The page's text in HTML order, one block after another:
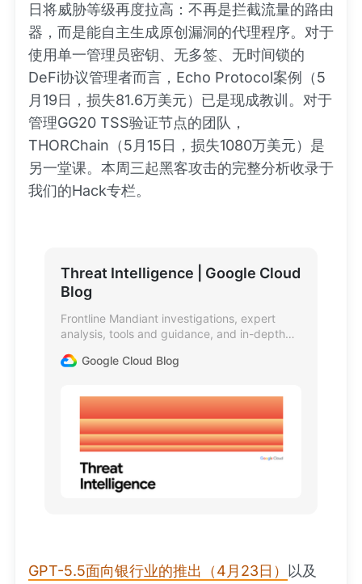
日将威胁等级再度拉高：不再是拦截流量的路由
器，而是能自主生成原创漏洞的代理程序。对于
使用单一管理员密钥、无多签、无时间锁的
DeFi协议管理者而言，Echo Protocol案例（5
月19日，损失81.6万美元）已是现成教训。对于
管理GG20 TSS验证节点的团队，
THORChain（5月15日，损失1080万美元）是
另一堂课。本周三起黑客攻击的完整分析收录于
我们的Hack专栏。
Threat Intelligence | Google Cloud
Blog
Frontline Mandiant investigations, expert
analysis, tools and guidance, and in-depth
Google Cloud Blog
GPT-5.5面向银行业的推出（4月23日）
以及